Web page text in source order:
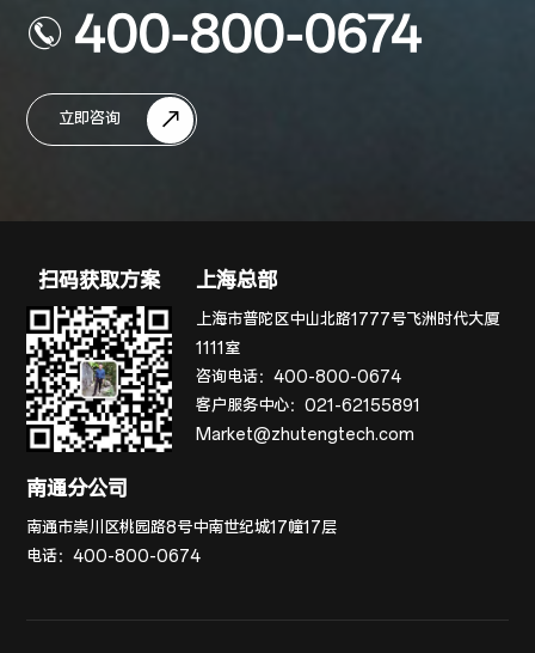
400-800-0674
立即咨询
扫码获取方案 上海总部
上海市普陀区中山北路1777号飞洲时代大厦
1111室
咨询电话：400-800-0674
客户服务中心：021-62155891
Market@zhutengtech.com
南通分公司
南通市崇川区桃园路8号中南世纪城17幢17层
电话：400-800-0674